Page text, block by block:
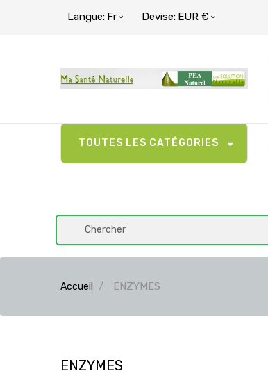
Langue: Fr Devise: EUR €
TOUTES LES CATÉGORIES
Accueil ENZYMES
ENZYMES